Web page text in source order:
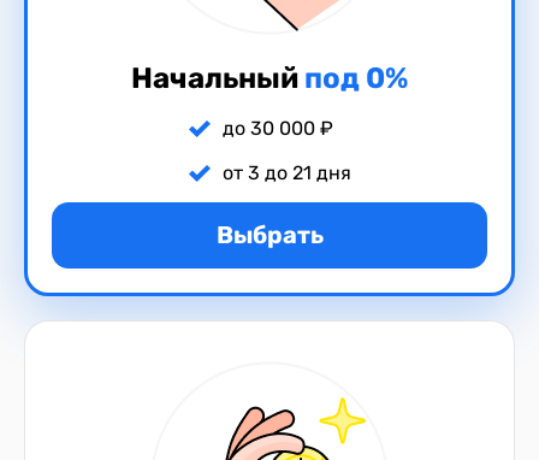
Начальный под 0%
до 30 000 ₽
от 3 до 21 дня
Выбрать